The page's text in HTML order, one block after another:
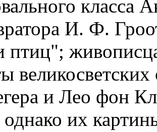
класса
И. Ф.
птиц";
и Лео фон
их